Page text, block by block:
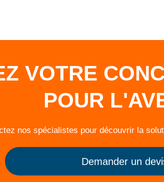
VOTRE
POUR
nos spécialistes pour découvrir la
Demander un